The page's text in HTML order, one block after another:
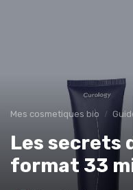
Mes cosmetiques bio
Les secrets
format 33